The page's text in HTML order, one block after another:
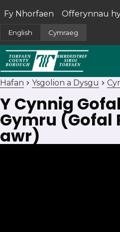
English Cymraeg
Fy Nhorfaen
(yn agor mewn tab newydd)
Offerynnau
Hafan Ysgolion a Dysgu
Y Cynnig
Gymru (Gofal
awr)